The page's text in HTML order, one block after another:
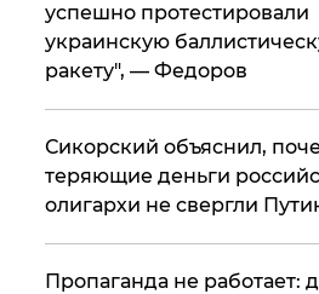
успешно протестировали
украинскую
ракету", — Федоров
Сикорский объяснил,
теряющие деньги
олигархи не свергли
​Пропаганда не работает: